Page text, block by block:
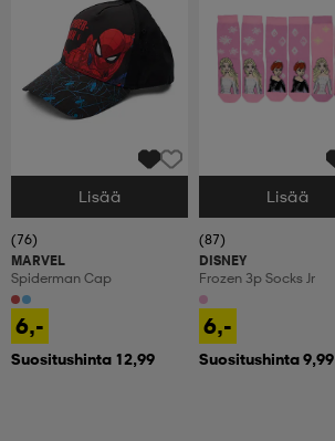
Valitse Koko
Lisää
(76)
MARVEL
Spiderman Cap
6,-
Suositushinta 12,99
Valitse Koko
Lisää
(87)
DISNEY
Frozen 3p Socks Jr
6,-
Suositushinta 9,99